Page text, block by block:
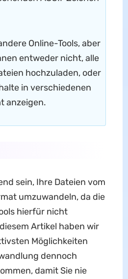
Online-Tools, aber
entweder nicht, alle
hochzuladen, oder
in verschiedenen
anzeigen.
sein, Ihre Dateien vom
umzuwandeln, da die
hierfür nicht
Artikel haben wir
Möglichkeiten
dennoch
damit Sie nie